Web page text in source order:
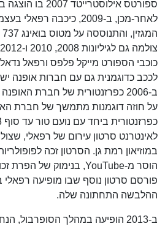
ספורטס
לאחר-מכן, ב-2009, כיכבה
כוכבי הספורט מייקל פלפס ורפאל
לככב כדוגמנית גם עם חברות אופנה
על חוזה דוגמנות מתמשך של חברת
לאינטרנט סרטון עירום של רפאלי,
במוזיאון רמת גן. הסרטון זכה
פורסם סרטון נוסף שבו מופיעה
ההלבשה התחתונה שלה.
ב-2013 הופיעה במהלך הסופרבול,